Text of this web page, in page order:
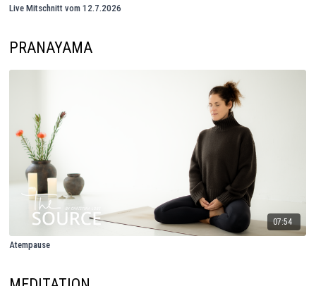
Live Mitschnitt vom 12.7.2026
PRANAYAMA
07:54
Atempause